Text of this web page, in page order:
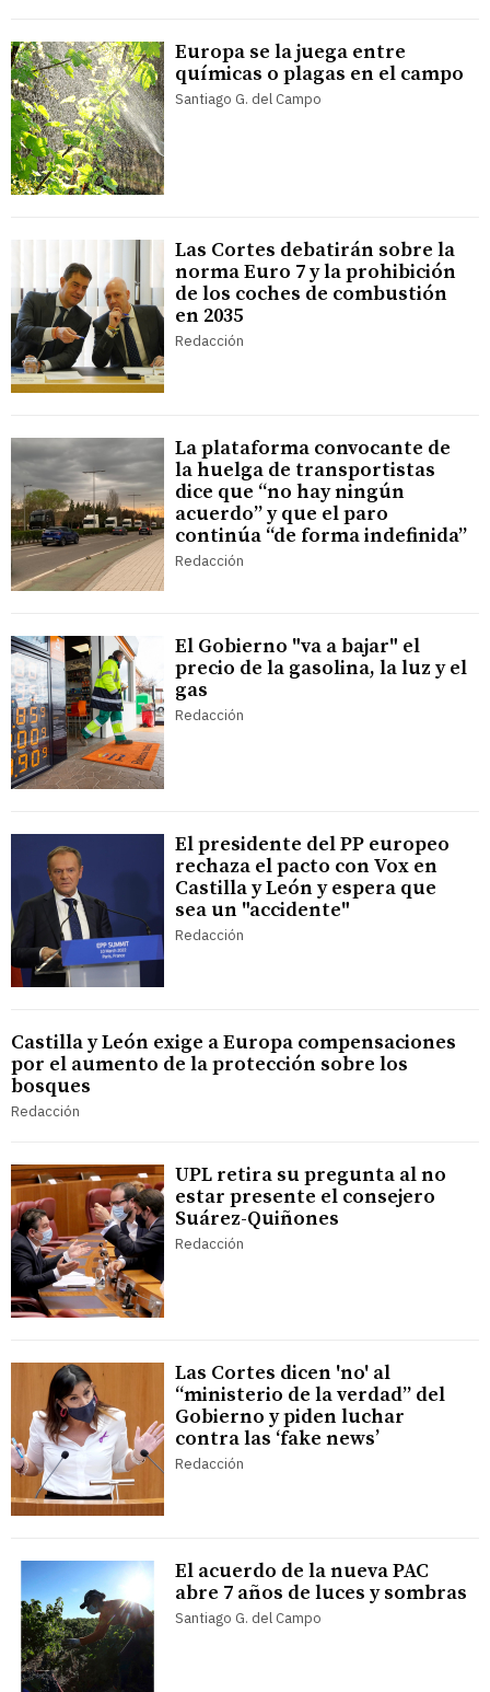
Europa se la juega entre
químicas o plagas en el campo
Santiago G. del Campo
Las Cortes debatirán sobre la
norma Euro 7 y la prohibición
de los coches de combustión
en 2035
Redacción
La plataforma convocante de
la huelga de transportistas
dice que “no hay ningún
acuerdo” y que el paro
continúa “de forma indefinida”
Redacción
El Gobierno "va a bajar" el
precio de la gasolina, la luz y el
gas
Redacción
El presidente del PP europeo
rechaza el pacto con Vox en
Castilla y León y espera que
sea un "accidente"
Redacción
Castilla y León exige a Europa compensaciones
por el aumento de la protección sobre los
bosques
Redacción
UPL retira su pregunta al no
estar presente el consejero
Suárez-Quiñones
Redacción
Las Cortes dicen 'no' al
“ministerio de la verdad” del
Gobierno y piden luchar
contra las ‘fake news’
Redacción
El acuerdo de la nueva PAC
abre 7 años de luces y sombras
Santiago G. del Campo